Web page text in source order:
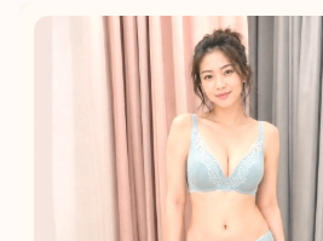
港澳中文
English